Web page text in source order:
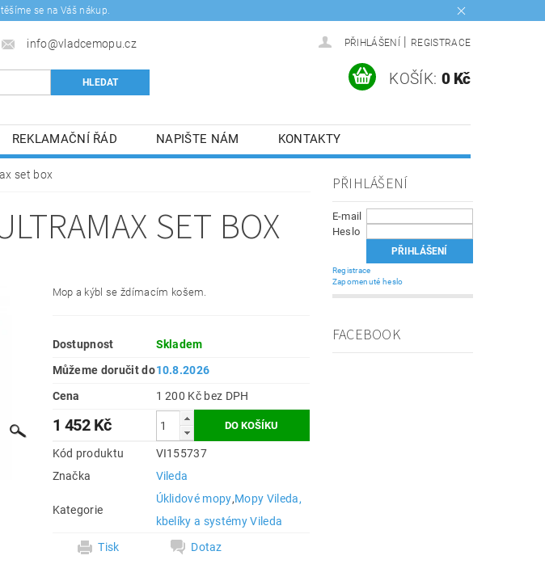
se na Váš nákup.
info@vladcemopu.cz PŘIHLÁŠENÍ REGISTRACE
KOŠÍK: 0 Kč
REKLAMAČNÍ ŘÁD NAPIŠTE NÁM
KONTAKTY
ÚDAJŮ.
set box
SET BOX
Mop a kýbl se ždímacím košem.
Dostupnost
Skladem
Můžeme doručit do10.8.2026
Cena
1 200 Kč bez DPH
1 452 Kč
Kód produktu
VI155737
Značka
Vileda
Kategorie
Úklidové mopy,Mopy Vileda,
kbelíky a systémy Vileda
Tisk
Dotaz
PŘIHLÁŠENÍ
E-mail
Heslo
Registrace
Zapomenuté heslo
FACEBOOK